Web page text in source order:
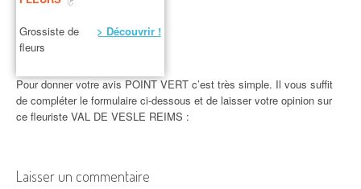
Grossiste de
fleurs
> Découvrir !
Pour donner votre avis POINT VERT c’est très simple. Il vous suffit
de compléter le formulaire ci-dessous et de laisser votre opinion sur
ce fleuriste VAL DE VESLE REIMS :
Laisser un commentaire